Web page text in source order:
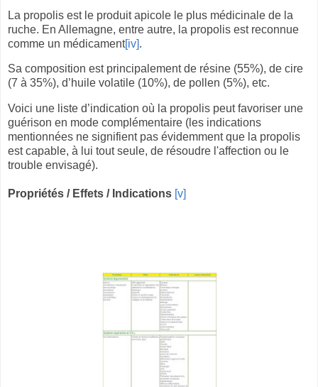
La propolis est le produit apicole le plus médicinale de la
ruche. En Allemagne, entre autre, la propolis est reconnue
comme un médicament[iv].
Sa composition est principalement de résine (55%), de cire
(7 à 35%), d’huile volatile (10%), de pollen (5%), etc.
Voici une liste d’indication où la propolis peut favoriser une
guérison en mode complémentaire (les indications
mentionnées ne signifient pas évidemment que la propolis
est capable, à lui tout seule, de résoudre l'affection ou le
trouble envisagé).
Propriétés / Effets / Indications [v]